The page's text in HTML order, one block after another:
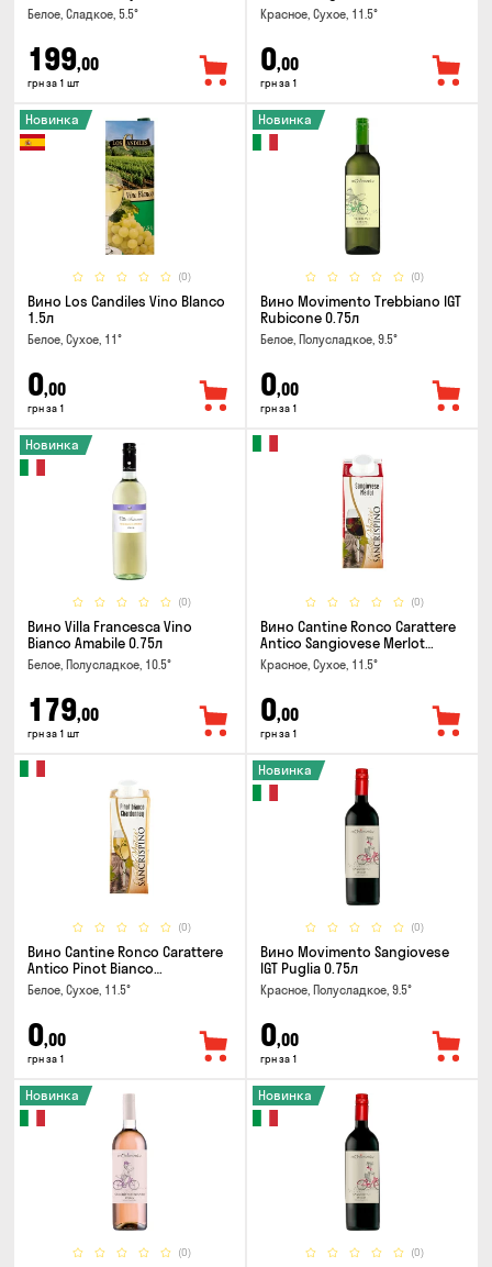
Белое, Сладкое, 5.5°
199,00
грн за 1 шт
Rubicone IGT 1л
Красное, Сухое, 11.5°
0,00
грн за 1
(0)
Новинка
Вино Los Candiles Vino Blanco
1.5л
Белое, Сухое, 11°
0,00
грн за 1
(0)
Новинка
Вино Movimento Trebbiano IGT
Rubicone 0.75л
Белое, Полусладкое, 9.5°
0,00
грн за 1
(0)
Новинка
Вино Villa Francesca Vino
Bianco Amabile 0.75л
Белое, Полусладкое, 10.5°
179,00
грн за 1 шт
(0)
Вино Cantine Ronco Carattere
Antico Sangiovese Merlot
Rubicone IGT 0.25л
Красное, Сухое, 11.5°
0,00
грн за 1
(0)
Вино Cantine Ronco Carattere
Antico Pinot Bianco
Chardonnay Rubicone IGT 0.25л
Белое, Сухое, 11.5°
0,00
грн за 1
(0)
Новинка
Вино Movimento Sangiovese
IGT Puglia 0.75л
Красное, Полусладкое, 9.5°
0,00
грн за 1
(0)
Новинка
(0)
Новинка